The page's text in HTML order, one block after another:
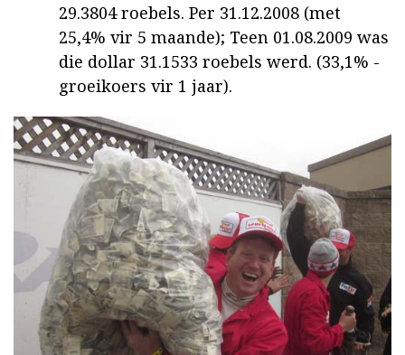
29.3804 roebels. Per 31.12.2008 (met
25,4% vir 5 maande); Teen 01.08.2009 was
die dollar 31.1533 roebels werd. (33,1% -
groeikoers vir 1 jaar).